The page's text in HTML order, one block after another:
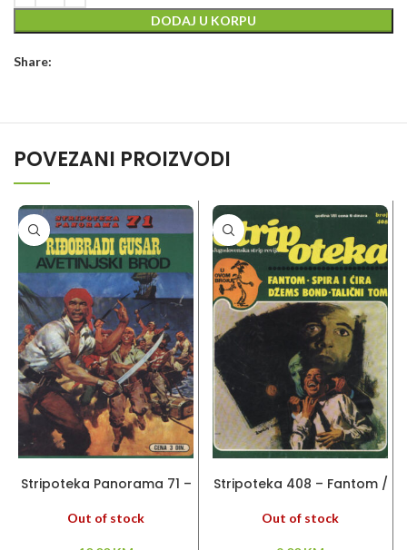
DODAJ U KORPU
Share:
POVEZANI PROIZVODI
Stripoteka Panorama 71 –
Out of stock
Stripoteka 408 – Fantom /
Out of stock